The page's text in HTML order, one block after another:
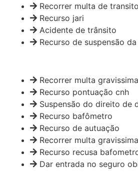
Recorrer multa de transito
Recurso jari
Acidente de trânsito
Recurso de suspensão
Recorrer multa gravissima
Recurso pontuação cnh
Suspensão do direito de
Recurso bafômetro
Recurso de autuação
Recorrer multa gravissima
Recurso recusa
Dar entrada no seguro